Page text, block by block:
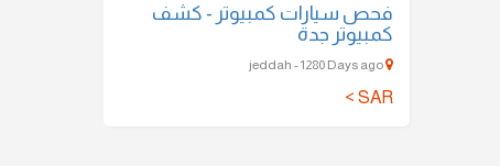
فحص سيارات كمبيوتر - كشف
كمبيوتر جدة
jeddah - 1280 Days ago
SAR >